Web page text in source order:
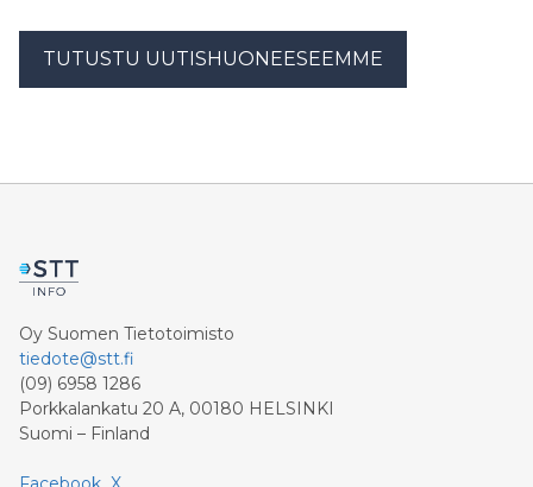
TUTUSTU UUTISHUONEESEEMME
Oy Suomen Tietotoimisto
tiedote@stt.fi
(09) 6958 1286
Porkkalankatu 20 A, 00180 HELSINKI
Suomi – Finland